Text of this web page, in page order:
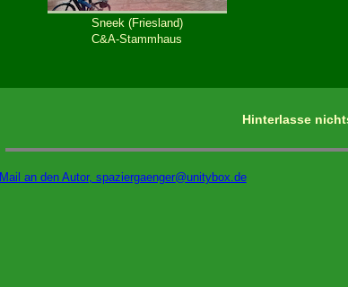
Sneek (Friesland)
C&A-Stammhaus
Hinterlasse
Mail an den Autor, spaziergaenger@unitybox.de